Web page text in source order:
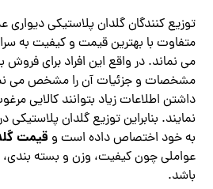
توزیع کنندگان گلدان پلاستیکی دیواری
متفاوت با بهترین قیمت و کیفیت به
می نماند. در واقع این افراد برای
مشخصات و جزئیات آن را مشخص می
داشتن اطلاعات زیاد بتوانند کالایی
نمایند. بنابراین توزیع گلدان پلاستیکی در
به خود اختصاص داده است و قیمت
عواملی چون کیفیت، وزن و بسته بندی،
باشد.